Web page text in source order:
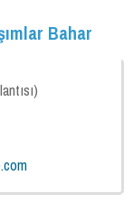
Bahar